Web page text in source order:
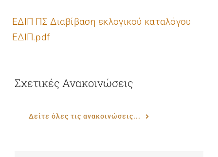
ΕΔΙΠ ΠΣ Διαβίβαση εκλογικού καταλόγου
ΕΔΙΠ.pdf
Σχετικές Ανακοινώσεις
Δείτε όλες τις ανακοινώσεις...